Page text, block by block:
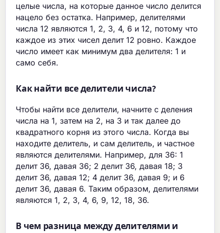
целые числа, на которые данное число делится
нацело без остатка. Например, делителями
числа 12 являются 1, 2, 3, 4, 6 и 12, потому что
каждое из этих чисел делит 12 ровно. Каждое
число имеет как минимум два делителя: 1 и
само себя.
Как найти все делители числа?
Чтобы найти все делители, начните с деления
числа на 1, затем на 2, на 3 и так далее до
квадратного корня из этого числа. Когда вы
находите делитель, и сам делитель, и частное
являются делителями. Например, для 36: 1
делит 36, давая 36; 2 делит 36, давая 18; 3
делит 36, давая 12; 4 делит 36, давая 9; и 6
делит 36, давая 6. Таким образом, делителями
являются 1, 2, 3, 4, 6, 9, 12, 18, 36.
В чем разница между делителями и